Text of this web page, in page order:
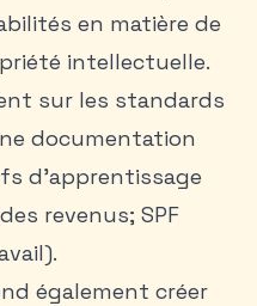
en matière de
intellectuelle.
sur les standards
documentation
d’apprentissage
revenus; SPF
également créer